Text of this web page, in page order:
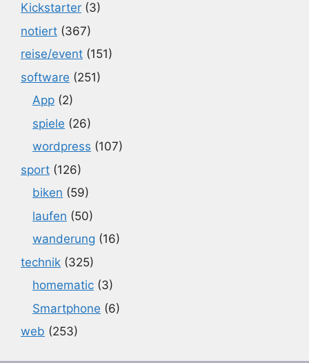
Kickstarter (3)
notiert (367)
reise/event (151)
software (251)
App (2)
spiele (26)
wordpress (107)
sport (126)
biken (59)
laufen (50)
wanderung (16)
technik (325)
homematic (3)
Smartphone (6)
web (253)